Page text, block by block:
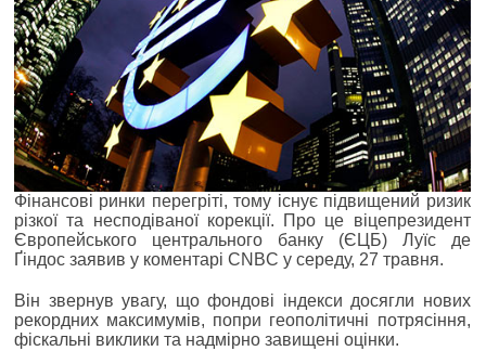
Фінансові ринки перегріті, тому існує підвищений ризик
різкої та несподіваної корекції. Про це віцепрезидент
Європейського центрального банку (ЄЦБ) Луїс де
Ґіндос заявив у коментарі CNBC у середу, 27 травня.
Він звернув увагу, що фондові індекси досягли нових
рекордних максимумів, попри геополітичні потрясіння,
фіскальні виклики та надмірно завищені оцінки.